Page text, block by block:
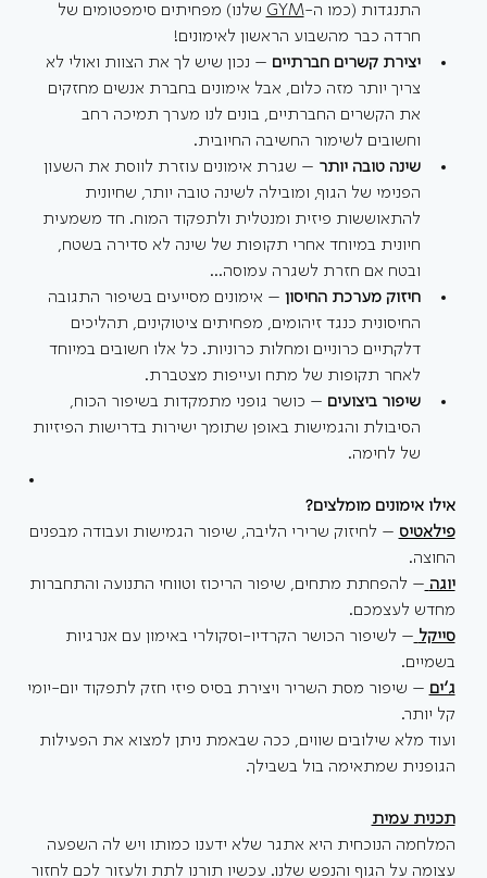
התנגדות (כמו ה-GYM שלנו) מפחיתים סימפטומים של
חרדה כבר מהשבוע הראשון לאימונים!
יצירת קשרים חברתיים – נכון שיש לך את הצוות ואולי לא
צריך יותר מזה כלום, אבל אימונים בחברת אנשים מחזקים
את הקשרים החברתיים, בונים לנו מערך תמיכה רחב
וחשובים לשימור החשיבה החיובית.
שינה טובה יותר – שגרת אימונים עוזרת לווסת את השעון
הפנימי של הגוף, ומובילה לשינה טובה יותר, שחיונית
להתאוששות פיזית ומנטלית ולתפקוד המוח. חד משמעית
חיונית במיוחד אחרי תקופות של שינה לא סדירה בשטח,
ובטח אם חזרת לשגרה עמוסה...
חיזוק מערכת החיסון – אימונים מסייעים בשיפור התגובה
החיסונית כנגד זיהומים, מפחיתים ציטוקינים, תהליכים
דלקתיים כרוניים ומחלות כרוניות. כל אלו חשובים במיוחד
לאחר תקופות של מתח ועייפות מצטברת.
שיפור ביצועים – כושר גופני מתמקדות בשיפור הכוח,
הסיבולת והגמישות באופן שתומך ישירות בדרישות הפיזיות
של לחימה.
אילו אימונים מומלצים?
פילאטיס – לחיזוק שרירי הליבה, שיפור הגמישות ועבודה מבפנים
החוצה.
יוגה – להפחתת מתחים, שיפור הריכוז וטווחי התנועה והתחברות
מחדש לעצמכם.
סייקל – לשיפור הכושר הקרדיו-וסקולרי באימון עם אנרגיות
בשמיים.
ג׳ים – שיפור מסת השריר ויצירת בסיס פיזי חזק לתפקוד יום-יומי
קל יותר.
ועוד מלא שילובים שווים, ככה שבאמת ניתן למצוא את הפעילות
הגופנית שמתאימה בול בשבילך.
תכנית עמית
המלחמה הנוכחית היא אתגר שלא ידענו כמותו ויש לה השפעה
עצומה על הגוף והנפש שלנו. עכשיו תורנו לתת ולעזור לכם לחזור